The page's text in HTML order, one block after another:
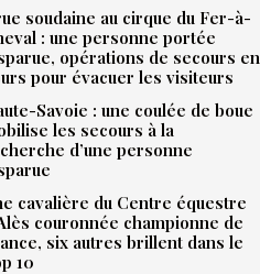
soudaine au cirque du Fer-à-
: une personne portée
opérations de secours en
pour évacuer les visiteurs
Savoie : une coulée de boue
les secours à la
d’une personne
cavalière du Centre équestre
couronnée championne de
six autres brillent dans le
10